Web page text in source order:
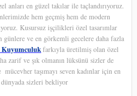
anları en güzel takılar ile taçlandırıyoruz.
hem geçmiş hem de modern
Kusursuz işçilikleri özel tasarımlar
günlere ve en görkemli gecelere daha fazla
Kuyumculukfarkıyla üretilmiş olan özel
zarif ve şık olmanın lüksünü sizler de
mücevher taşımayı seven kadınlar için en
dünyada sizleri bekliyor